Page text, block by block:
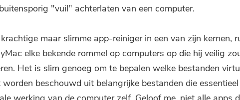
"vuil" achterlaten van een computer.
maar slimme app-reiniger in een van zijn kernen,
elke bekende rommel op computers op die hij veilig
Het is slim genoeg om te bepalen welke bestanden
worden beschouwd uit belangrijke bestanden die